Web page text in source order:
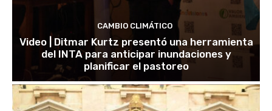
CAMBIO CLIMÁTICO
Video | Ditmar Kurtz presentó una herramienta
del INTA para anticipar inundaciones y
planificar el pastoreo